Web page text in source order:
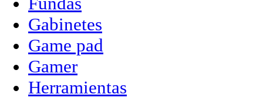
Gabinetes
Game pad
Gamer
Herramientas